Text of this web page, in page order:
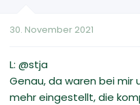
30. November 2021
L: @stja
Genau, da waren bei mir
mehr eingestellt, die